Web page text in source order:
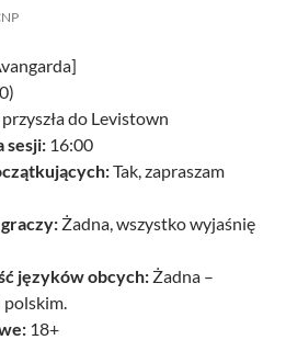
do Levistown
sesji: 16:00
Tak, zapraszam
Żadna, wszystko wyjaśnię
języków obcych: Żadna –
polskim.
18+